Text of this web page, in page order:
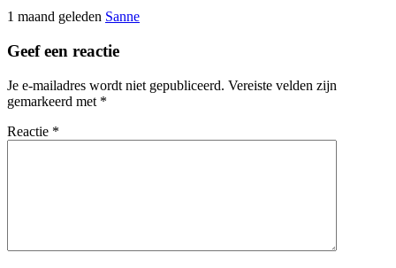
1 maand geleden Sanne
Geef een reactie
Je e-mailadres wordt niet gepubliceerd. Vereiste velden zijn
gemarkeerd met *
Reactie *